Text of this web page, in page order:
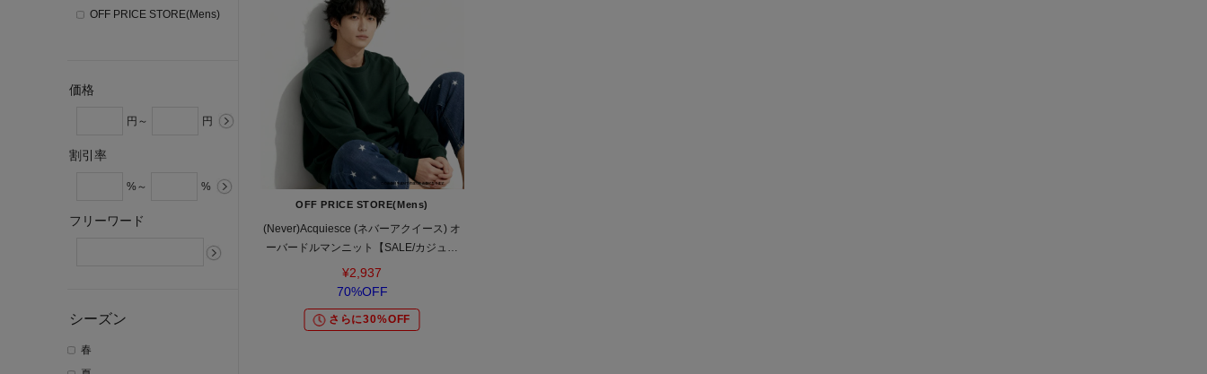
OFF PRICE STORE(Mens)
価格
円～ 円
割引率
%～ %
フリーワード
シーズン
春
OFF PRICE STORE(Mens)
(Never)Acquiesce (ネバーアクイース) オ
ーバードルマンニット【SALE/カジュア
ル/デイリー/トレンド/ストリート/ユニセ
ックス】
¥2,937
70%OFF
さらに30%OFF